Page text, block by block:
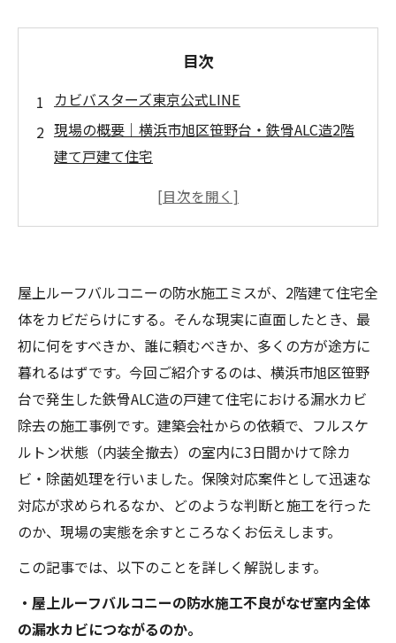
目次
カビバスターズ東京公式LINE
現場の概要｜横浜市旭区笹野台・鉄骨ALC造2階
建て戸建て住宅
依頼主と施工に至った経緯
ーン
なぜ室内全域に漏水カビが広がるのか
鉄骨ALC造とカビの関係｜なぜ被害が深刻にな
るのか
ALCパネルの吸水性と多孔質構造
フルスケルトンにしなければならなかった
理由
施工内容｜3日間のフルスケルトンでのカビ除去
1日目：現地確認・養生・初回除カビ処理
2日目：全面除カビ・スプレー施工
3日目：除菌処理・仕上げ確認・引き渡し
漏水カビ現場での注意点と再発防止
屋上ルーフバルコニーの防水施工ミスが、2階建て住宅全
体をカビだらけにする。そんな現実に直面したとき、最
初に何をすべきか、誰に頼むべきか、多くの方が途方に
暮れるはずです。今回ご紹介するのは、横浜市旭区笹野
台で発生した鉄骨ALC造の戸建て住宅における漏水カビ
除去の施工事例です。建築会社からの依頼で、フルスケ
ルトン状態（内装全撤去）の室内に3日間かけて除カ
ビ・除菌処理を行いました。保険対応案件として迅速な
対応が求められるなか、どのような判断と施工を行った
のか、現場の実態を余すところなくお伝えします。
この記事では、以下のことを詳しく解説します。
・屋上ルーフバルコニーの防水施工不良がなぜ室内全体
の漏水カビにつながるのか。